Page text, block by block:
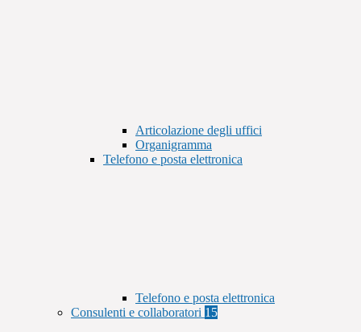
Articolazione degli uffici
Organigramma
Telefono e posta elettronica
Telefono e posta elettronica
Consulenti e collaboratori 15